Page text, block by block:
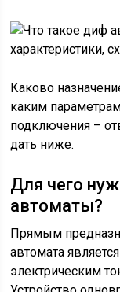
Каково
каким
подключения –
дать ниже.
Для чего
автоматы?
Прямым
автомата
электрическим